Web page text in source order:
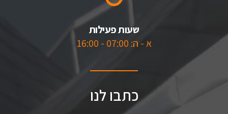
שעות פעילות
א - ה: 07:00 - 16:00
כתבו לנו